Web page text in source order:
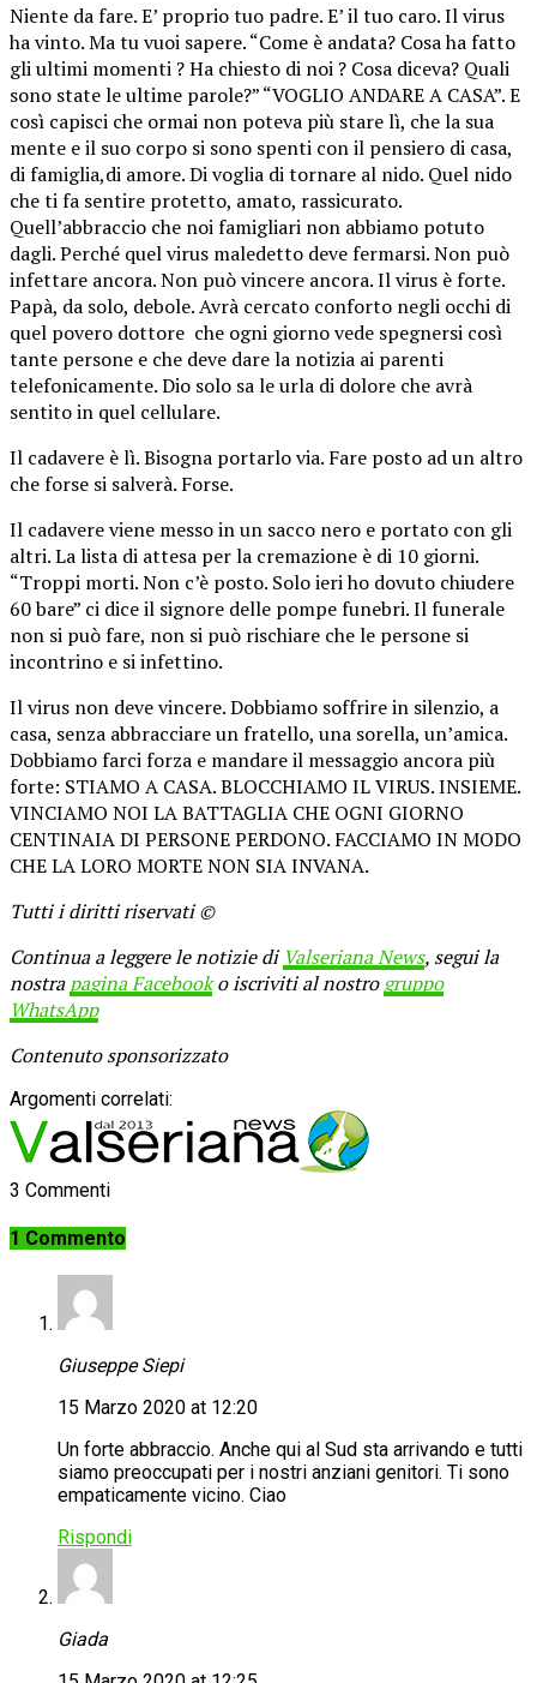
Niente da fare. E’ proprio tuo padre. E’ il tuo caro. Il virus
ha vinto. Ma tu vuoi sapere. “Come è andata? Cosa ha fatto
gli ultimi momenti ? Ha chiesto di noi ? Cosa diceva? Quali
sono state le ultime parole?” “VOGLIO ANDARE A CASA”. E
così capisci che ormai non poteva più stare lì, che la sua
mente e il suo corpo si sono spenti con il pensiero di casa,
di famiglia,di amore. Di voglia di tornare al nido. Quel nido
che ti fa sentire protetto, amato, rassicurato.
Quell’abbraccio che noi famigliari non abbiamo potuto
dagli. Perché quel virus maledetto deve fermarsi. Non può
infettare ancora. Non può vincere ancora. Il virus è forte.
Papà, da solo, debole. Avrà cercato conforto negli occhi di
quel povero dottore che ogni giorno vede spegnersi così
tante persone e che deve dare la notizia ai parenti
telefonicamente. Dio solo sa le urla di dolore che avrà
sentito in quel cellulare.
Il cadavere è lì. Bisogna portarlo via. Fare posto ad un altro
che forse si salverà. Forse.
Il cadavere viene messo in un sacco nero e portato con gli
altri. La lista di attesa per la cremazione è di 10 giorni.
“Troppi morti. Non c’è posto. Solo ieri ho dovuto chiudere
60 bare” ci dice il signore delle pompe funebri. Il funerale
non si può fare, non si può rischiare che le persone si
incontrino e si infettino.
Il virus non deve vincere. Dobbiamo soffrire in silenzio, a
casa, senza abbracciare un fratello, una sorella, un’amica.
Dobbiamo farci forza e mandare il messaggio ancora più
forte: STIAMO A CASA. BLOCCHIAMO IL VIRUS. INSIEME.
VINCIAMO NOI LA BATTAGLIA CHE OGNI GIORNO
CENTINAIA DI PERSONE PERDONO. FACCIAMO IN MODO
CHE LA LORO MORTE NON SIA INVANA.
Tutti i diritti riservati ©
Continua a leggere le notizie di Valseriana News, segui la
nostrapagina Facebooko iscriviti al nostrogruppo
WhatsApp
Contenuto sponsorizzato
Argomenti correlati:
3 Commenti
1 Commento
Giuseppe Siepi
15 Marzo 2020 at 12:20
Un forte abbraccio. Anche qui al Sud sta arrivando e tutti
siamo preoccupati per i nostri anziani genitori. Ti sono
empaticamente vicino. Ciao
Rispondi
Giada